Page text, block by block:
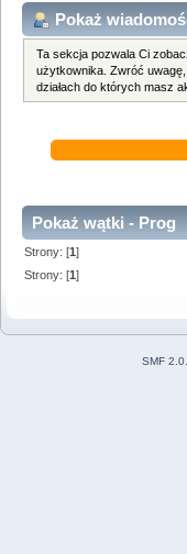
Pokaż
Ta sekcja pozwala Ci
użytkownika. Zwróć
działach do których masz
Pokaż wątki - Prog
Strony: [1]
Strony: [1]
SMF